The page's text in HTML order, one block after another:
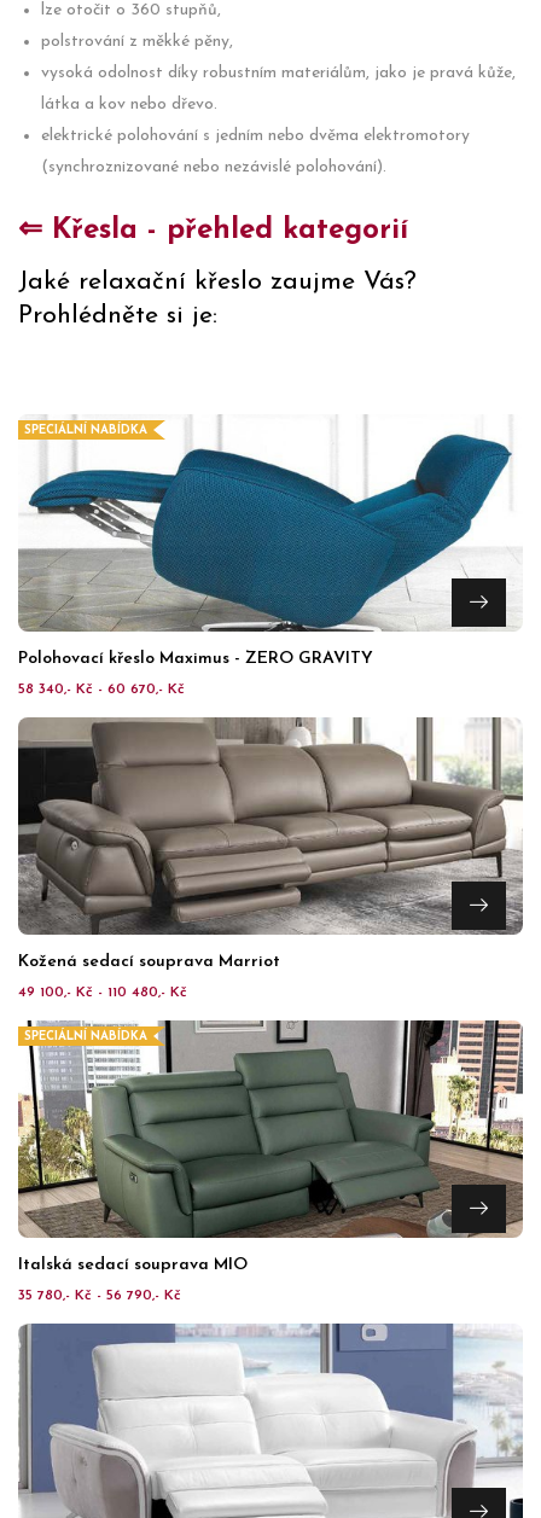
lze otočit o 360 stupňů,
polstrování z měkké pěny,
vysoká odolnost díky robustním materiálům, jako je pravá kůže,
látka a kov nebo dřevo.
elektrické polohování s jedním nebo dvěma elektromotory
(synchroznizované nebo nezávislé polohování).
⇐ Křesla - přehled kategorií
Jaké relaxační křeslo zaujme Vás?
Prohlédněte si je:
SPECIÁLNÍ NABÍDKA
Polohovací křeslo Maximus - ZERO GRAVITY
58 340,- Kč - 60 670,- Kč
Kožená sedací souprava Marriot
49 100,- Kč - 110 480,- Kč
SPECIÁLNÍ NABÍDKA
Italská sedací souprava MIO
35 780,- Kč - 56 790,- Kč